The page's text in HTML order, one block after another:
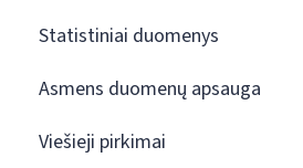
Statistiniai duomenys
Asmens duomenų apsauga
Viešieji pirkimai